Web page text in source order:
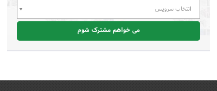
انتخاب سرویس
می خواهم مشترک شوم